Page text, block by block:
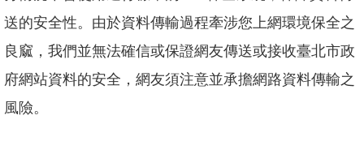
送的安全性。由於資料傳輸過程牽涉您上網環境保全之
良窳，我們並無法確信或保證網友傳送或接收臺北市政
府網站資料的安全，網友須注意並承擔網路資料傳輸之
風險。